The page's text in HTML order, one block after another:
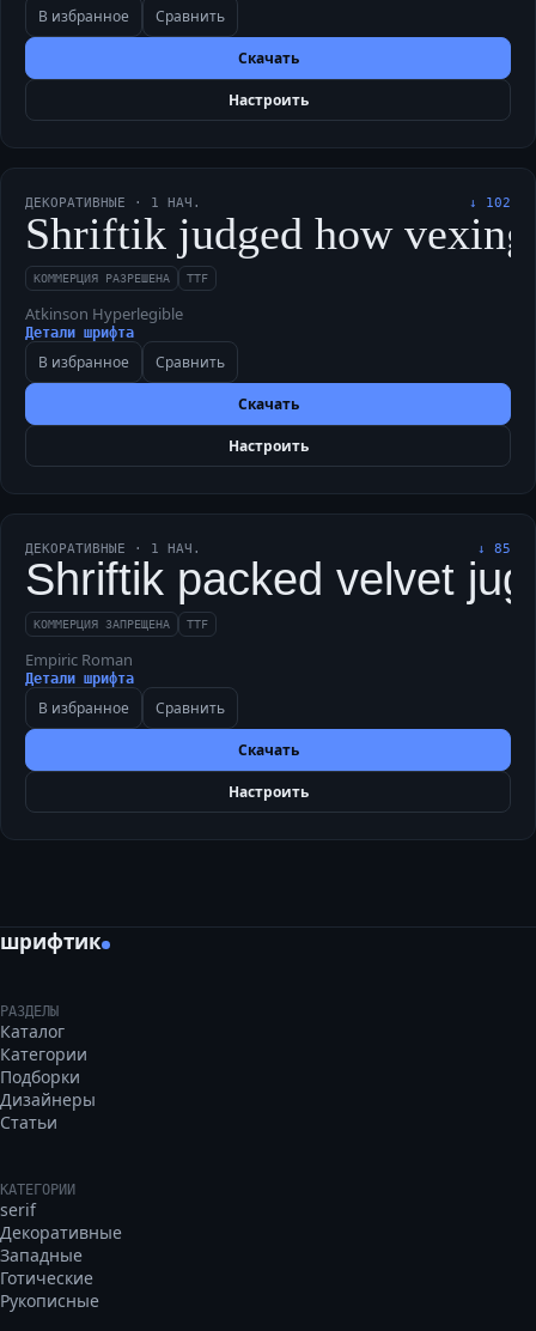
В избранное Сравнить
Скачать
Настроить
ДЕКОРАТИВНЫЕ · 1 НАЧ. ↓ 102
Shriftik judged how
КОММЕРЦИЯ РАЗРЕШЕНА TTF
Atkinson Hyperlegible
Детали шрифта
В избранное Сравнить
Скачать
Настроить
ДЕКОРАТИВНЫЕ · 1 НАЧ. ↓ 85
Shriftik packed velvet
КОММЕРЦИЯ ЗАПРЕЩЕНА TTF
Empiric Roman
Детали шрифта
В избранное Сравнить
Скачать
Настроить
шрифтик
РАЗДЕЛЫ
Каталог
Категории
Подборки
Дизайнеры
Статьи
КАТЕГОРИИ
serif
Декоративные
Западные
Готические
Рукописные